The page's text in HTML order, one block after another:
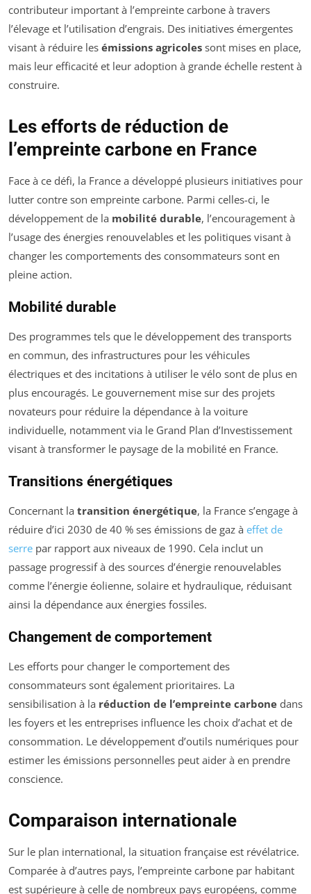
contributeur important à l’empreinte carbone à travers
l’élevage et l’utilisation d’engrais. Des initiatives émergentes
visant à réduire les émissions agricoles sont mises en place,
mais leur efficacité et leur adoption à grande échelle restent à
construire.
Les efforts de réduction de
l’empreinte carbone en France
Face à ce défi, la France a développé plusieurs initiatives pour
lutter contre son empreinte carbone. Parmi celles-ci, le
développement de la mobilité durable, l’encouragement à
l’usage des énergies renouvelables et les politiques visant à
changer les comportements des consommateurs sont en
pleine action.
Mobilité durable
Des programmes tels que le développement des transports
en commun, des infrastructures pour les véhicules
électriques et des incitations à utiliser le vélo sont de plus en
plus encouragés. Le gouvernement mise sur des projets
novateurs pour réduire la dépendance à la voiture
individuelle, notamment via le Grand Plan d’Investissement
visant à transformer le paysage de la mobilité en France.
Transitions énergétiques
Concernant la transition énergétique, la France s’engage à
réduire d’ici 2030 de 40 % ses émissions de gaz à effet de
serre par rapport aux niveaux de 1990. Cela inclut un
passage progressif à des sources d’énergie renouvelables
comme l’énergie éolienne, solaire et hydraulique, réduisant
ainsi la dépendance aux énergies fossiles.
Changement de comportement
Les efforts pour changer le comportement des
consommateurs sont également prioritaires. La
sensibilisation à la réduction de l’empreinte carbone dans
les foyers et les entreprises influence les choix d’achat et de
consommation. Le développement d’outils numériques pour
estimer les émissions personnelles peut aider à en prendre
conscience.
Comparaison internationale
Sur le plan international, la situation française est révélatrice.
Comparée à d’autres pays, l’empreinte carbone par habitant
est supérieure à celle de nombreux pays européens, comme